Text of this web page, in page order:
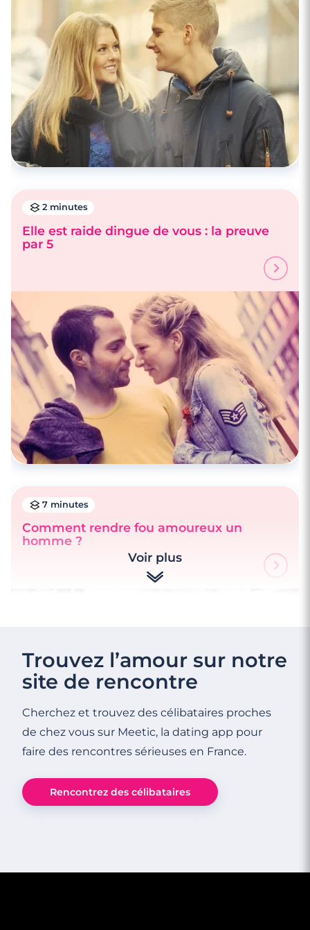
2 minutes
Elle est raide dingue de vous : la preuve
par 5
7 minutes
Comment rendre fou amoureux un
homme ?
Voir plus
Trouvez l’amour sur notre
site de rencontre
Cherchez et trouvez des célibataires proches
de chez vous sur Meetic, la dating app pour
faire des rencontres sérieuses en France.
Rencontrez des célibataires